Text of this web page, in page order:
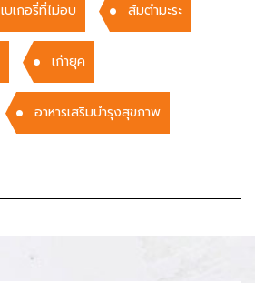
เบเกอรี่ที่ไม่อบ ส้มตำมะระ
เก๋ายุค
อาหารเสริมบำรุงสุขภาพ